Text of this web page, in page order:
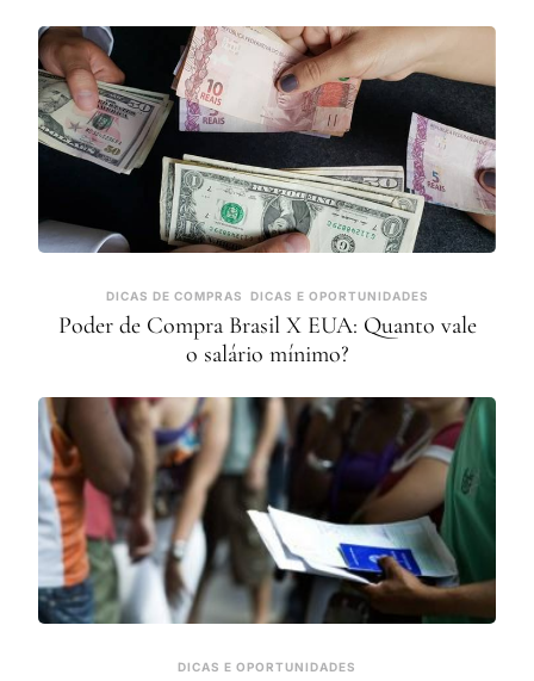
DICAS DE COMPRAS DICAS E OPORTUNIDADES
Poder de Compra Brasil X EUA: Quanto vale
o salário mínimo?
DICAS E OPORTUNIDADES